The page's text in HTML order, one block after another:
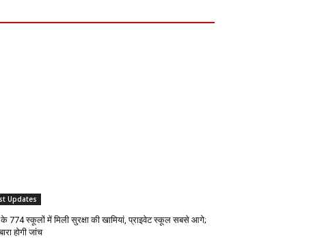
Updates
के 774 स्कूलों में मिली सुरक्षा की खामियां, प्राइवेट स्कूल सबसे आगे;
होगी जांच